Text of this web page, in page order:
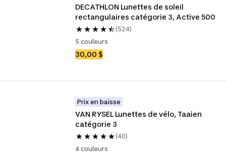
DECATHLON Lunettes de soleil
rectangulaires catégorie 3, Active 500
(524)
5 couleurs
30,00 $
Prix en baisse
VAN RYSEL Lunettes de vélo, Taaien
catégorie 3
(40)
4 couleurs